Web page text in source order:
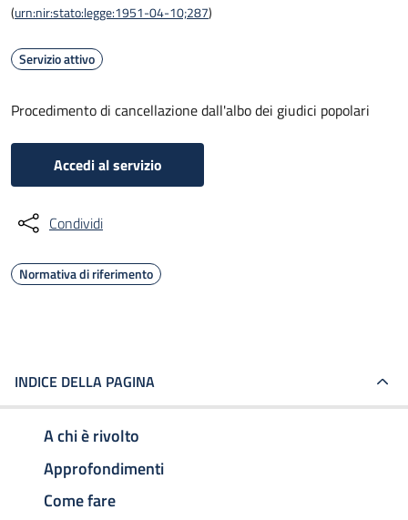
(urn:nir:stato:legge:1951-04-10;287)
Servizio attivo
Procedimento di cancellazione dall'albo dei giudici popolari
Accedi al servizio
Condividi
Normativa di riferimento
INDICE DELLA PAGINA
A chi è rivolto
Approfondimenti
Come fare